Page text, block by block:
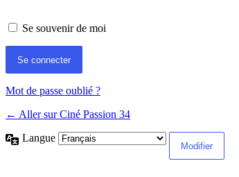
Se souvenir de moi
Mot de passe oublié ?
← Aller sur Ciné Passion 34
Langue